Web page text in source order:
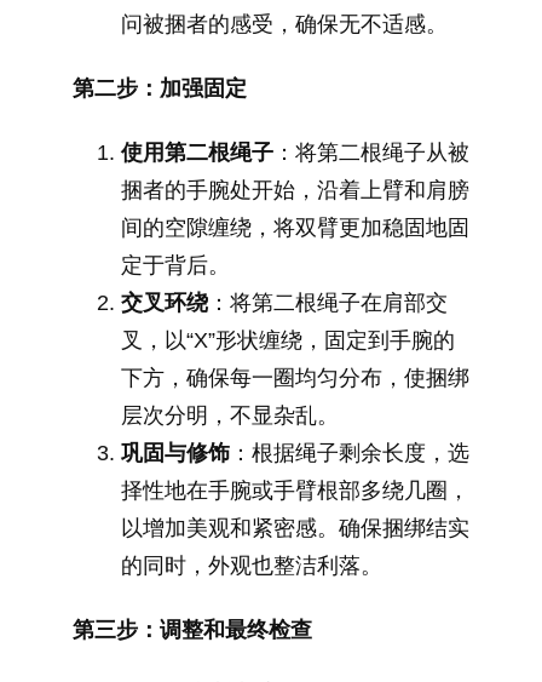
问被捆者的感受，确保无不适感。
第二步：加强固定
使用第二根绳子 ：将第二根绳子从被
捆者的手腕处开始，沿着上臂和肩膀
间的空隙缠绕，将双臂更加稳固地固
定于背后。
交叉环绕 ：将第二根绳子在肩部交
叉，以“X”形状缠绕，固定到手腕的
下方，确保每一圈均匀分布，使捆绑
层次分明，不显杂乱。
巩固与修饰 ：根据绳子剩余长度，选
择性地在手腕或手臂根部多绕几圈，
以增加美观和紧密感。确保捆绑结实
的同时，外观也整洁利落。
第三步：调整和最终检查